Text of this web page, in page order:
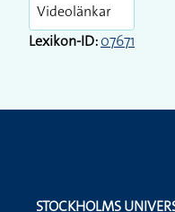
Videolänkar
Lexikon-ID:07671
STOCKHOLMS